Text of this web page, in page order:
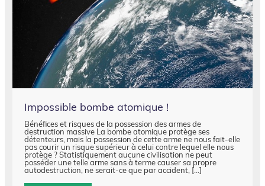
Impossible bombe atomique !
Bénéfices et risques de la possession des armes de
destruction massive La bombe atomique protège ses
détenteurs, mais la possession de cette arme ne nous fait-elle
pas courir un risque supérieur à celui contre lequel elle nous
protège ? Statistiquement aucune civilisation ne peut
posséder une telle arme sans à terme causer sa propre
autodestruction, ne serait-ce que par accident, […]